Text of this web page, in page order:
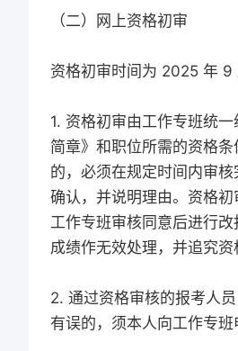
（二）网上资格初审
资格初审时间为 2025 年
1. 资格初审由工作专班统
简章》和职位所需的资格
的，必须在规定时间内审
确认，并说明理由。资格
工作专班审核同意后进行
成绩作无效处理，并追究资
2. 通过资格审核的报考人
有误的，须本人向工作专